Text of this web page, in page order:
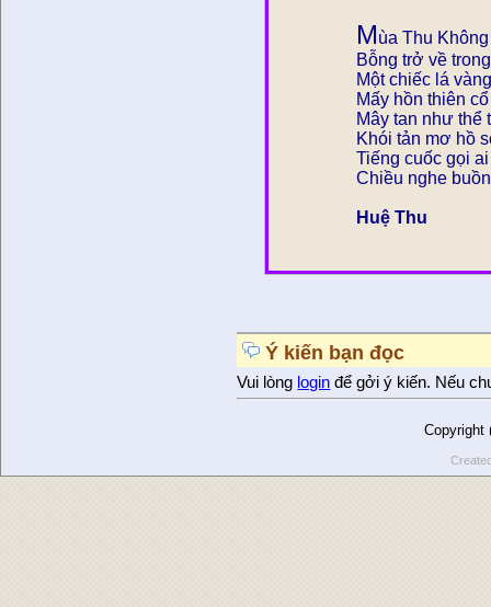
Mùa Thu
Bỗng trở về
Một chiếc lá
Mấy hồn thiên
Mây tan như thể
Khói tản mơ hồ
Tiếng cuốc gọi
Chiều nghe
Huệ Thu
Ý kiến bạn đọc
Vui lòng login để gởi ý kiến. Nếu
Copyright